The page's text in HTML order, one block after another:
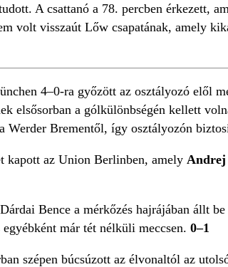
A csattanó a 78. percben érkezett,
volt visszaút Lőw csapatának, amely
4–0-ra győzött az osztályozó elől
elsősorban a gólkülönbségén kellett
Werder Brementől, így osztályozón
kapott az Union Berlinben, amely
Bence a mérkőzés hajrájában állt
már tét nélküli meccsen. 0–1
szépen búcsúzott az élvonaltól az